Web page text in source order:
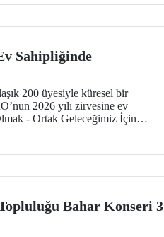
Sahipliğinde
200 üyesiyle küresel bir
2026 yılı zirvesine ev
- Ortak Geleceğimiz İçin
Bahar Konseri 3